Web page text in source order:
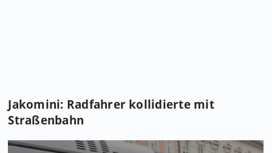
Jakomini: Radfahrer kollidierte mit
Straßenbahn